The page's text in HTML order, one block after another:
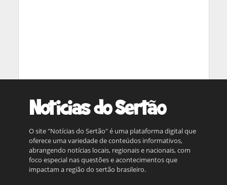
O site "Notícias do Sertão" é uma plataforma digital que
oferece uma variedade de conteúdos informativos,
abrangendo notícias locais, regionais e nacionais, com
foco especial nas questões e acontecimentos que
impactam a região do sertão brasileiro.